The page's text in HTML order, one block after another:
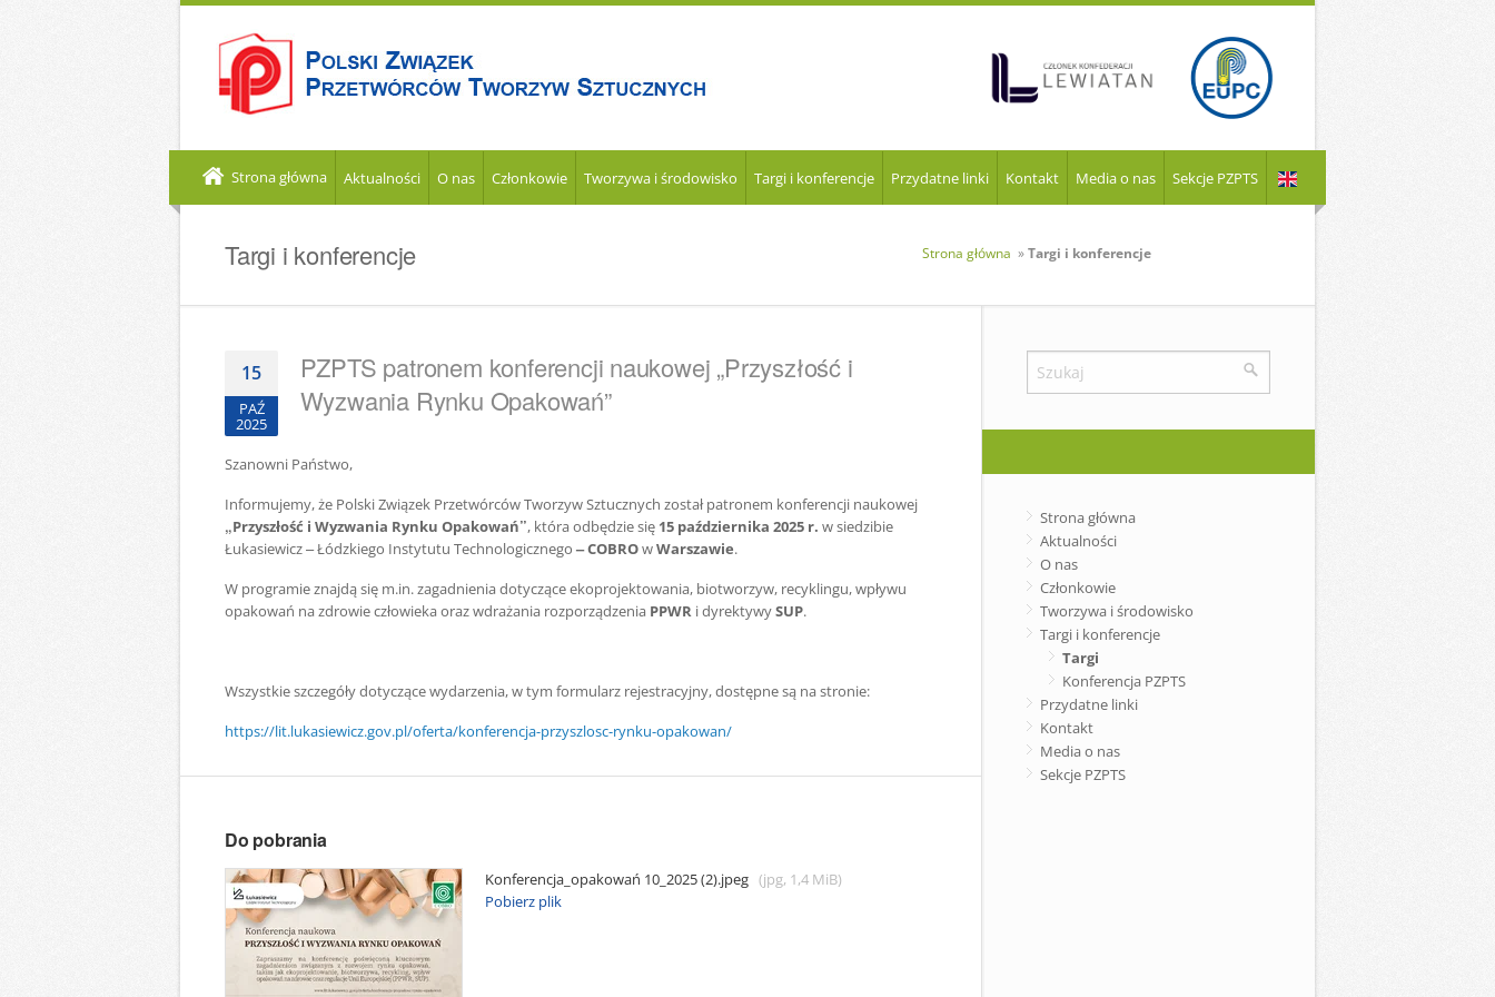
Strona główna Aktualności O nas Członkowie Tworzywa i środowisko Targi i konferencje Przydatne linki Kontakt Media o nas Sekcje PZPTS
Targi i konferencje Strona główna »Targi i konferencje
15
PAŹ
2025
PZPTS patronem konferencji naukowej „Przyszłość i
Wyzwania Rynku Opakowań”
Szanowni Państwo,
Informujemy, że Polski Związek Przetwórców Tworzyw Sztucznych został patronem konferencji naukowej
„Przyszłość i Wyzwania Rynku Opakowań”, która odbędzie się 15 października 2025 r. w siedzibie
Łukasiewicz – Łódzkiego Instytutu Technologicznego – COBROwWarszawie.
W programie znajdą się m.in. zagadnienia dotyczące ekoprojektowania, biotworzyw, recyklingu, wpływu
opakowań na zdrowie człowieka oraz wdrażania rozporządzenia PPWR i dyrektywySUP.
Wszystkie szczegóły dotyczące wydarzenia, w tym formularz rejestracyjny, dostępne są na stronie:
https://lit.lukasiewicz.gov.pl/oferta/konferencja-przyszlosc-rynku-opakowan/
Do pobrania
Konferencja_opakowań 10_2025 (2).jpeg (jpg, 1,4 MiB)
Pobierz plik
Strona główna
Aktualności
O nas
Członkowie
Tworzywa i środowisko
Targi i konferencje
Targi
Konferencja PZPTS
Przydatne linki
Kontakt
Media o nas
Sekcje PZPTS